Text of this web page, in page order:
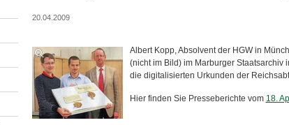
20.04.2009
Albert Kopp, Absolvent der HGW in
(nicht im Bild) im Marburger Staatsarchiv
die digitalisierten Urkunden der
Hier finden Sie Presseberichte vom 18.